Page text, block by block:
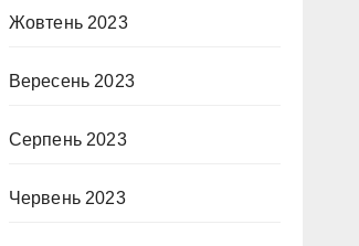
Жовтень 2023
Вересень 2023
Серпень 2023
Червень 2023